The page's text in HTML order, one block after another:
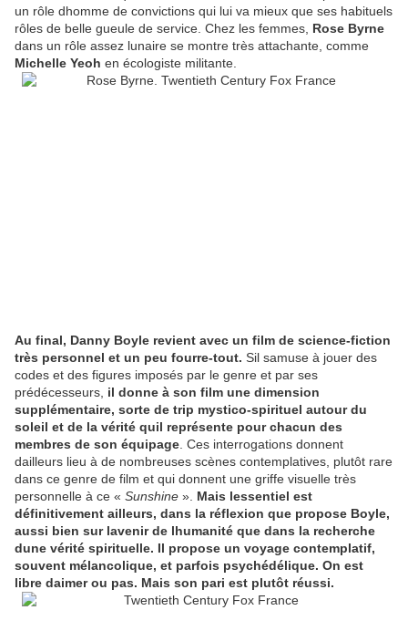
un rôle dhomme de convictions qui lui va mieux que ses habituels
rôles de belle gueule de service. Chez les femmes, Rose Byrne
dans un rôle assez lunaire se montre très attachante, comme
Michelle Yeoh en écologiste militante.
Au final, Danny Boyle revient avec un film de science-fiction
très personnel et un peu fourre-tout. Sil samuse à jouer des
codes et des figures imposés par le genre et par ses
prédécesseurs, il donne à son film une dimension
supplémentaire, sorte de trip mystico-spirituel autour du
soleil et de la vérité quil représente pour chacun des
membres de son équipage . Ces interrogations donnent
dailleurs lieu à de nombreuses scènes contemplatives, plutôt rare
dans ce genre de film et qui donnent une griffe visuelle très
personnelle à ce « Sunshine ». Mais lessentiel est
définitivement ailleurs, dans la réflexion que propose Boyle,
aussi bien sur lavenir de lhumanité que dans la recherche
dune vérité spirituelle. Il propose un voyage contemplatif,
souvent mélancolique, et parfois psychédélique. On est
libre daimer ou pas. Mais son pari est plutôt réussi.